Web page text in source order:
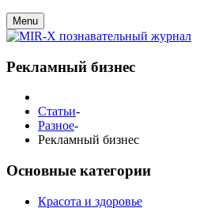
Menu
Рекламный бизнес
Статьи-
Разное-
Рекламный бизнес
Основные категории
Красота и здоровье